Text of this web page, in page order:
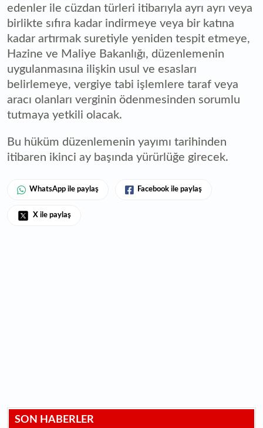
edenler ile cüzdan türleri itibarıyla ayrı ayrı veya
birlikte sıfıra kadar indirmeye veya bir katına
kadar artırmak suretiyle yeniden tespit etmeye,
Hazine ve Maliye Bakanlığı, düzenlemenin
uygulanmasına ilişkin usul ve esasları
belirlemeye, vergiye tabi işlemlere taraf veya
aracı olanları verginin ödenmesinden sorumlu
tutmaya yetkili olacak.
Bu hüküm düzenlemenin yayımı tarihinden
itibaren ikinci ay başında yürürlüğe girecek.
WhatsApp ile paylaş Facebook ile paylaş
X ile paylaş
SON HABERLER